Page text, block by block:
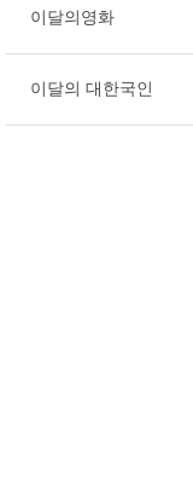
이달의영화
이달의 대한국인